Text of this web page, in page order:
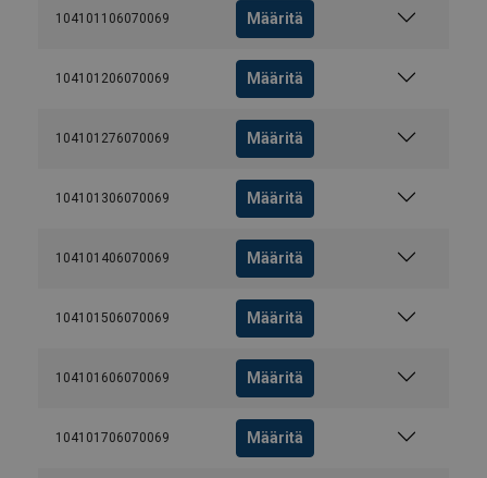
104101106070069 Määritä
104101206070069 Määritä
104101276070069 Määritä
104101306070069 Määritä
104101406070069 Määritä
104101506070069 Määritä
104101606070069 Määritä
104101706070069 Määritä